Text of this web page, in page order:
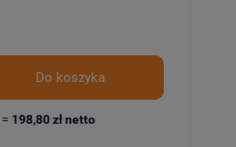
Do koszyka
= 198,80 złnetto